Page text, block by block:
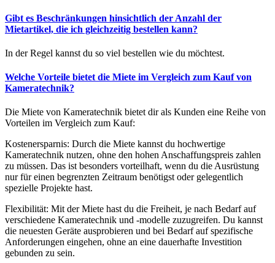
Gibt es Beschränkungen hinsichtlich der Anzahl der
Mietartikel, die ich gleichzeitig bestellen kann?
In der Regel kannst du so viel bestellen wie du möchtest.
Welche Vorteile bietet die Miete im Vergleich zum Kauf von
Kameratechnik?
Die Miete von Kameratechnik bietet dir als Kunden eine Reihe von
Vorteilen im Vergleich zum Kauf:
Kostenersparnis: Durch die Miete kannst du hochwertige
Kameratechnik nutzen, ohne den hohen Anschaffungspreis zahlen
zu müssen. Das ist besonders vorteilhaft, wenn du die Ausrüstung
nur für einen begrenzten Zeitraum benötigst oder gelegentlich
spezielle Projekte hast.
Flexibilität: Mit der Miete hast du die Freiheit, je nach Bedarf auf
verschiedene Kameratechnik und -modelle zuzugreifen. Du kannst
die neuesten Geräte ausprobieren und bei Bedarf auf spezifische
Anforderungen eingehen, ohne an eine dauerhafte Investition
gebunden zu sein.